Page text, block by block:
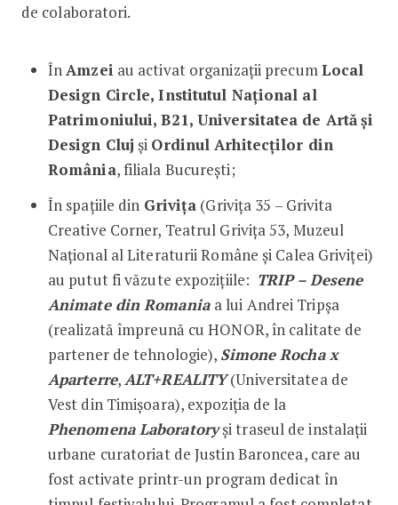
de colaboratori.
ÎnAmzei au activat organizații precumLocal
Design Circle, Institutul Național al
Patrimoniului, B21, Universitatea de Artăși
Design Cluj și Ordinul Arhitecților din
România, filiala București;
În spațiile din Grivița (Grivița 35 – Grivita
Creative Corner, Teatrul Grivița 53, Muzeul
Național al Literaturii Române și Calea Griviței)
au putut fi văzute expozițiile: TRIP – Desene
Animate din Romania a lui Andrei Tripșa
(realizată împreună cu HONOR, în calitate de
partener de tehnologie), Simone Rocha x
Aparterre,ALT+REALITY(Universitatea de
Vest din Timișoara), expoziția de la
Phenomena Laboratoryși traseul de instalații
urbane curatoriat de Justin Baroncea, care au
fost activate printr-un program dedicat în